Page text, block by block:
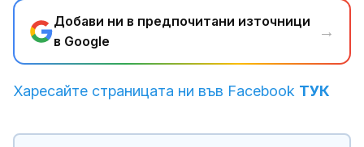
Добави ни в предпочитани източници
в Google
→
Харесайте страницата ни във Facebook ТУК